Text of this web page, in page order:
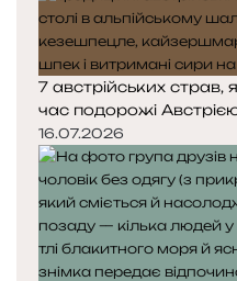
7 австрійських страв,
час подорожі
16.07.2026